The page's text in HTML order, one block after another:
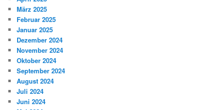
März 2025
Februar 2025
Januar 2025
Dezember 2024
November 2024
Oktober 2024
September 2024
August 2024
Juli 2024
Juni 2024